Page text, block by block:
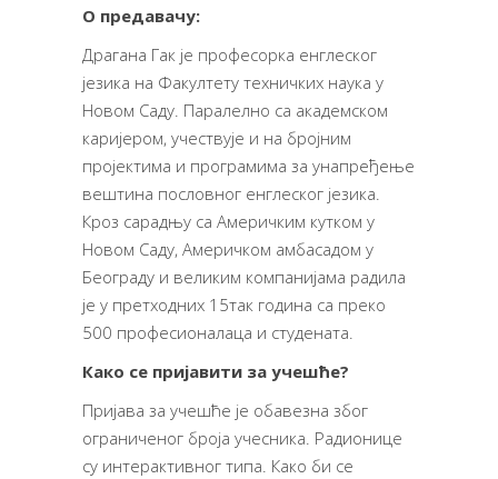
О предавачу:
Драгана Гак је професорка енглеског
језика на Факултету техничких наука у
Новом Саду. Паралелно са академском
каријером, учествује и на бројним
пројектима и програмима за унапређење
вештина пословног енглеског језика.
Кроз сарадњу са Америчким кутком у
Новом Саду, Америчком амбасадом у
Београду и великим компанијама радила
је у претходних 15так година са преко
500 професионалаца и студената.
Како се пријавити за учешће?
Пријава за учешће је обавезна због
ограниченог броја учесника. Радионице
су интерактивног типа. Како би се